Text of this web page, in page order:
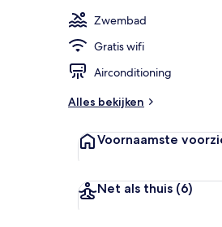
Zwembad
Gratis wifi
Airconditioning
Alles bekijken
Voornaamste
Net als thuis (6)